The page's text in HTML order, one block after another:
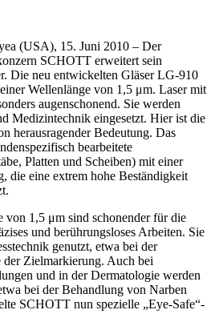
(USA), 15. Juni 2010 – Der
SCHOTT erweitert sein
Die neu entwickelten Gläser LG-910
Wellenlänge von 1,5 μm. Laser mit
augenschonend. Sie werden
Medizintechnik eingesetzt. Hier ist die
herausragender Bedeutung. Das
bearbeitete
Platten und Scheiben) mit einer
die eine extrem hohe Beständigkeit
von 1,5 μm sind schonender für die
und berührungsloses Arbeiten. Sie
genutzt, etwa bei der
der Zielmarkierung. Auch bei
und in der Dermatologie werden
bei der Behandlung von Narben
SCHOTT nun spezielle „Eye-Safe“-